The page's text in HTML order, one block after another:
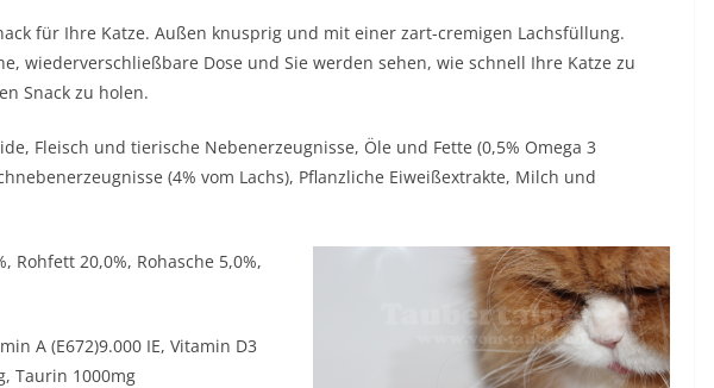
für Ihre Katze. Außen knusprig und mit einer zart-cremigen Lachsfüllung.
wiederverschließbare Dose und Sie werden sehen, wie schnell Ihre Katze zu
Snack zu holen.
Fleisch und tierische Nebenerzeugnisse, Öle und Fette (0,5% Omega 3
(4% vom Lachs), Pflanzliche Eiweißextrakte, Milch und
Rohfett 20,0%, Rohasche 5,0%,
A (E672)9.000 IE, Vitamin D3
Taurin 1000mg